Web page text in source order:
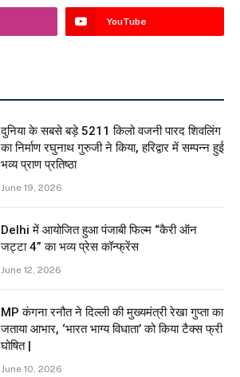
YouTube
दुनिया के सबसे बड़े 5211 किलो वजनी पारद शिवलिंग
का निर्माण रघुनाथ गुरुजी ने किया, हरिद्वार में सम्पन्न हुई
भव्य प्राण प्रतिष्ठा
June 19, 2026
Delhi में आयोजित हुआ पंजाबी फिल्म “कैरी ऑन
जट्टा 4” का भव्य प्रेस कॉन्फ्रेंस
June 12, 2026
MP कंगना रनौत ने दिल्ली की मुख्यमंत्री रेखा गुप्ता का
जताया आभार, ‘भारत भाग्य विधाता’ को किया टैक्स फ्री
घोषित |
June 10, 2026